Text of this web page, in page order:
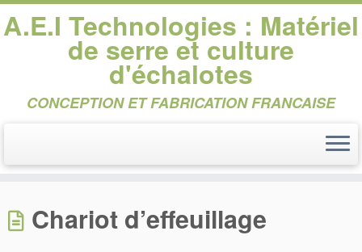
au
contenu
A.E.I Technologies : Matériel
de serre et culture
d'échalotes
CONCEPTION ET FABRICATION FRANCAISE
Chariot d’effeuillage